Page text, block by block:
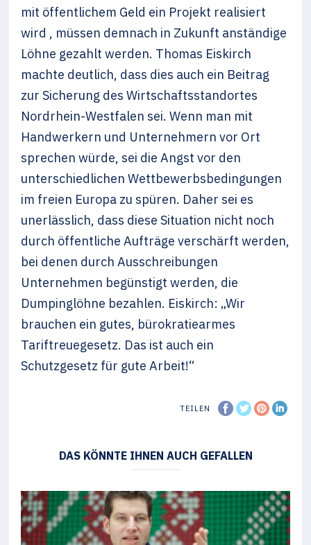
mit öffentlichem Geld ein Projekt realisiert
wird , müssen demnach in Zukunft anständige
Löhne gezahlt werden. Thomas Eiskirch
machte deutlich, dass dies auch ein Beitrag
zur Sicherung des Wirtschaftsstandortes
Nordrhein-Westfalen sei. Wenn man mit
Handwerkern und Unternehmern vor Ort
sprechen würde, sei die Angst vor den
unterschiedlichen Wettbewerbsbedingungen
im freien Europa zu spüren. Daher sei es
unerlässlich, dass diese Situation nicht noch
durch öffentliche Aufträge verschärft werden,
bei denen durch Ausschreibungen
Unternehmen begünstigt werden, die
Dumpinglöhne bezahlen. Eiskirch: „Wir
brauchen ein gutes, bürokratiearmes
Tariftreuegesetz. Das ist auch ein
Schutzgesetz für gute Arbeit!“
TEILEN
DAS KÖNNTE IHNEN AUCH GEFALLEN